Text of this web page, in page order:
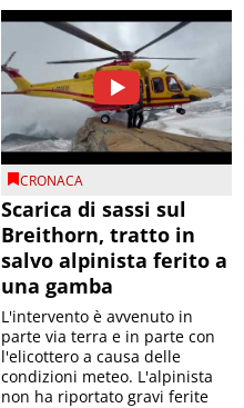
CRONACA
Scarica di sassi sul
Breithorn, tratto in
salvo alpinista ferito a
una gamba
L'intervento è avvenuto in
parte via terra e in parte con
l'elicottero a causa delle
condizioni meteo. L'alpinista
non ha riportato gravi ferite